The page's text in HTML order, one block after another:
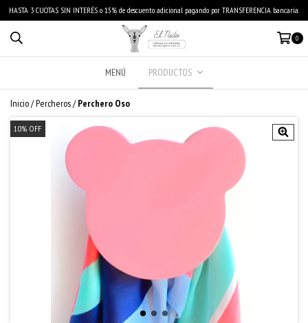
HASTA 3 CUOTAS SIN INTERÉS o 15% de descuento adicional pagando por TRANSFERENCIA bancaria.
0
MENÚ PRODUCTOS
Inicio/Percheros/ Perchero Oso
10% OFF